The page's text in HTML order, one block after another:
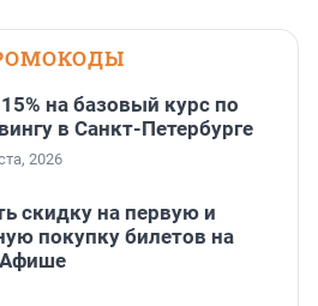
на базовый курс по
в Санкт-Петербурге
2026
скидку на первую и
покупку билетов на